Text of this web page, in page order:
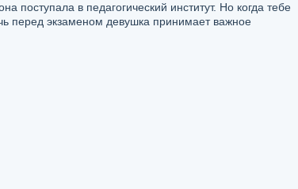
поступала в педагогический институт. Но когда тебе
перед экзаменом девушка принимает важное